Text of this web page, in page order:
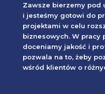
Zawsze bierzemy pod
i jesteśmy gotowi do
projektami w celu
biznesowych. W pracy
doceniamy jakość i
pozwala na to, żeby
wśród klientów o